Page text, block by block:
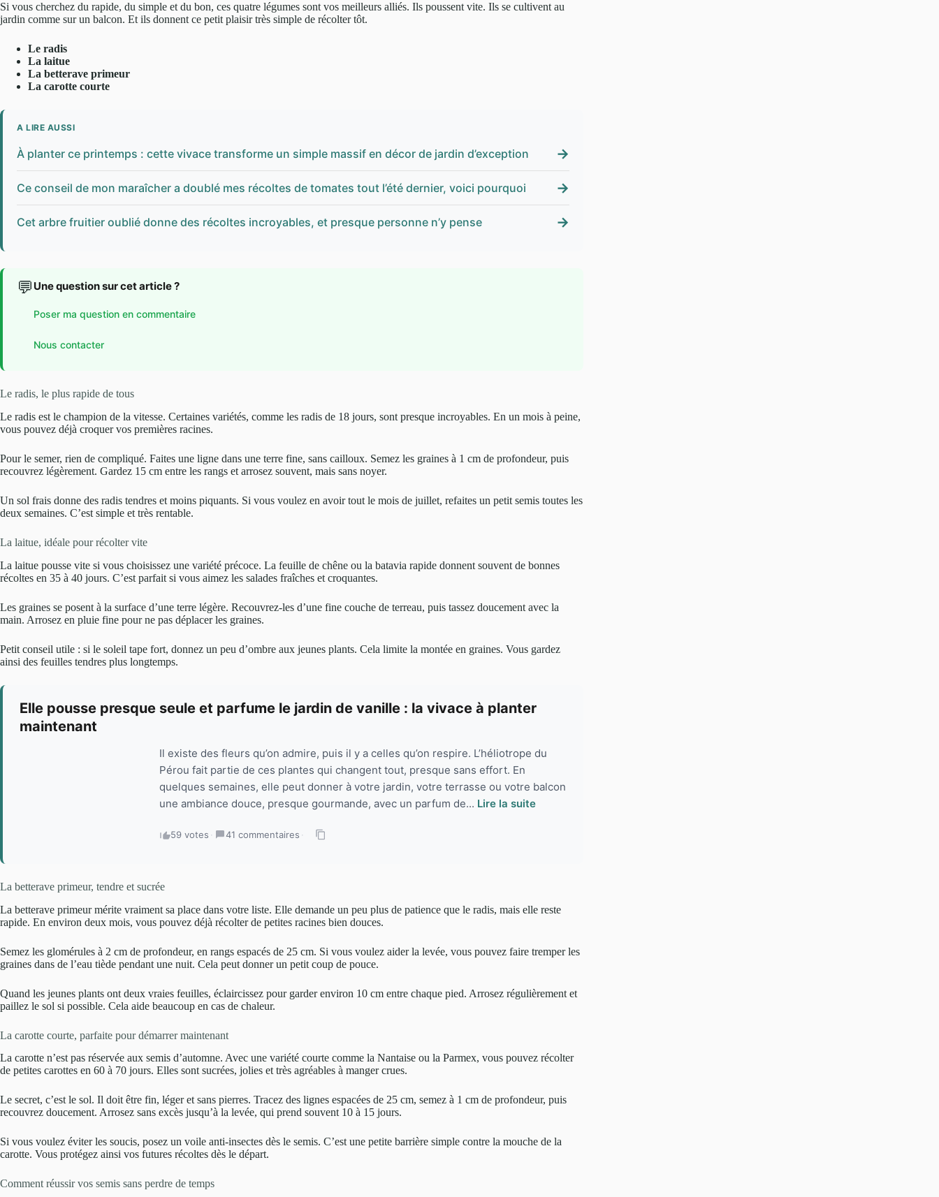
Si vous cherchez du rapide, du simple et du bon, ces quatre légumes sont vos meilleurs alliés. Ils poussent vite. Ils se cultivent au
jardin comme sur un balcon. Et ils donnent ce petit plaisir très simple de récolter tôt.
Le radis
La laitue
La betterave primeur
La carotte courte
A LIRE AUSSI
À planter ce printemps : cette vivace transforme un simple massif en décor de jardin d’exception →
Ce conseil de mon maraîcher a doublé mes récoltes de tomates tout l’été dernier, voici pourquoi →
Cet arbre fruitier oublié donne des récoltes incroyables, et presque personne n’y pense →
💬 Une question sur cet article ?
Poser ma question en commentaire
Nous contacter
Le radis, le plus rapide de tous
Le radis est le champion de la vitesse. Certaines variétés, comme les radis de 18 jours, sont presque incroyables. En un mois à peine,
vous pouvez déjà croquer vos premières racines.
Pour le semer, rien de compliqué. Faites une ligne dans une terre fine, sans cailloux. Semez les graines à 1 cm de profondeur, puis
recouvrez légèrement. Gardez 15 cm entre les rangs et arrosez souvent, mais sans noyer.
Un sol frais donne des radis tendres et moins piquants. Si vous voulez en avoir tout le mois de juillet, refaites un petit semis toutes les
deux semaines. C’est simple et très rentable.
La laitue, idéale pour récolter vite
La laitue pousse vite si vous choisissez une variété précoce. La feuille de chêne ou la batavia rapide donnent souvent de bonnes
récoltes en 35 à 40 jours. C’est parfait si vous aimez les salades fraîches et croquantes.
Les graines se posent à la surface d’une terre légère. Recouvrez-les d’une fine couche de terreau, puis tassez doucement avec la
main. Arrosez en pluie fine pour ne pas déplacer les graines.
Petit conseil utile : si le soleil tape fort, donnez un peu d’ombre aux jeunes plants. Cela limite la montée en graines. Vous gardez
ainsi des feuilles tendres plus longtemps.
Elle pousse presque seule et parfume le jardin de vanille : la vivace à planter
maintenant
Il existe des fleurs qu’on admire, puis il y a celles qu’on respire. L’héliotrope du
Pérou fait partie de ces plantes qui changent tout, presque sans effort. En
quelques semaines, elle peut donner à votre jardin, votre terrasse ou votre balcon
une ambiance douce, presque gourmande, avec un parfum de... Lire la suite
59 votes · 41 commentaires ·
La betterave primeur, tendre et sucrée
La betterave primeur mérite vraiment sa place dans votre liste. Elle demande un peu plus de patience que le radis, mais elle reste
rapide. En environ deux mois, vous pouvez déjà récolter de petites racines bien douces.
Semez les glomérules à 2 cm de profondeur, en rangs espacés de 25 cm. Si vous voulez aider la levée, vous pouvez faire tremper les
graines dans de l’eau tiède pendant une nuit. Cela peut donner un petit coup de pouce.
Quand les jeunes plants ont deux vraies feuilles, éclaircissez pour garder environ 10 cm entre chaque pied. Arrosez régulièrement et
paillez le sol si possible. Cela aide beaucoup en cas de chaleur.
La carotte courte, parfaite pour démarrer maintenant
La carotte n’est pas réservée aux semis d’automne. Avec une variété courte comme la Nantaise ou la Parmex, vous pouvez récolter
de petites carottes en 60 à 70 jours. Elles sont sucrées, jolies et très agréables à manger crues.
Le secret, c’est le sol. Il doit être fin, léger et sans pierres. Tracez des lignes espacées de 25 cm, semez à 1 cm de profondeur, puis
recouvrez doucement. Arrosez sans excès jusqu’à la levée, qui prend souvent 10 à 15 jours.
Si vous voulez éviter les soucis, posez un voile anti-insectes dès le semis. C’est une petite barrière simple contre la mouche de la
carotte. Vous protégez ainsi vos futures récoltes dès le départ.
Comment réussir vos semis sans perdre de temps